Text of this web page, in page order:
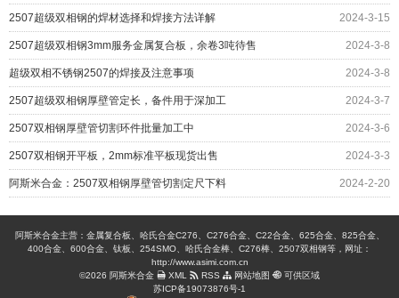
2507超级双相钢的焊材选择和焊接方法详解 2024-3-15
2507超级双相钢3mm服务金属复合板，余卷3吨待售 2024-3-8
超级双相不锈钢2507的焊接及注意事项 2024-3-8
2507超级双相钢厚壁管定长，备件用于深加工 2024-3-7
2507双相钢厚壁管切割环件批量加工中 2024-3-6
2507双相钢开平板，2mm标准平板现货出售 2024-3-3
阿斯米合金：2507双相钢厚壁管切割定尺下料 2024-2-20
阿斯米合金主营：金属复合板、哈氏合金C276、C276合金、C22合金、625合金、825合金、
400合金、600合金、钛板、254SMO、哈氏合金棒、C276棒、2507双相钢等，网址：
http://www.asimi.com.cn
©2026 阿斯米合金
XML RSS 网站地图
可供区域
苏ICP备19073876号-1